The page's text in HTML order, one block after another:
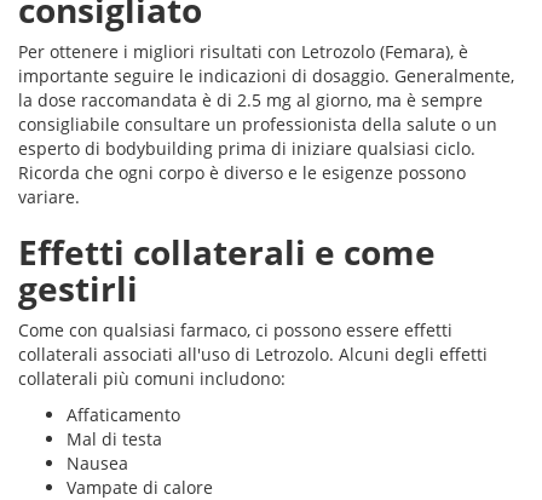
consigliato
Per ottenere i migliori risultati con Letrozolo (Femara), è
importante seguire le indicazioni di dosaggio. Generalmente,
la dose raccomandata è di 2.5 mg al giorno, ma è sempre
consigliabile consultare un professionista della salute o un
esperto di bodybuilding prima di iniziare qualsiasi ciclo.
Ricorda che ogni corpo è diverso e le esigenze possono
variare.
Effetti collaterali e come
gestirli
Come con qualsiasi farmaco, ci possono essere effetti
collaterali associati all'uso di Letrozolo. Alcuni degli effetti
collaterali più comuni includono:
Affaticamento
Mal di testa
Nausea
Vampate di calore